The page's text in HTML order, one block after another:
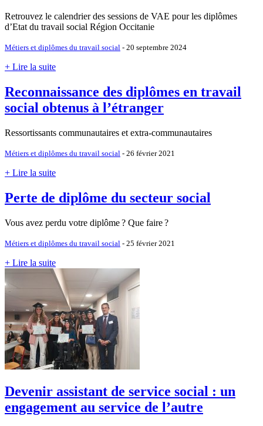
Retrouvez le calendrier des sessions de VAE pour les diplômes
d’Etat du travail social Région Occitanie
Métiers et diplômes du travail social - 20 septembre 2024
+ Lire la suite
Reconnaissance des diplômes en travail
social obtenus à l’étranger
Ressortissants communautaires et extra-communautaires
Métiers et diplômes du travail social - 26 février 2021
+ Lire la suite
Perte de diplôme du secteur social
Vous avez perdu votre diplôme? Que faire?
Métiers et diplômes du travail social - 25 février 2021
+ Lire la suite
Devenir assistant de service social : un
engagement au service de l’autre